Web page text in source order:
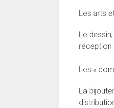
Les arts
Le
réception
Les «
La